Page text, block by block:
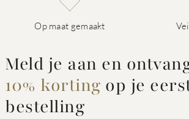
Op maat gemaakt
Meld je aan en
10% korting op je
bestelling